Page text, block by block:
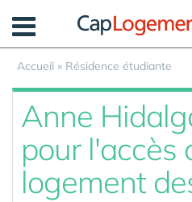
Accueil » Résidence étudiante
Anne
pour l'accès
logement